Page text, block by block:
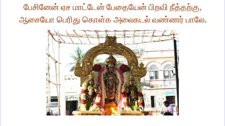
பேசினேன் ஏச மாட்டேன் பேதையேன் பிறவி நீத்தற்கு,
ஆசையோ பெரிது கொள்க அலைகடல் வண்ணர் பாலே.